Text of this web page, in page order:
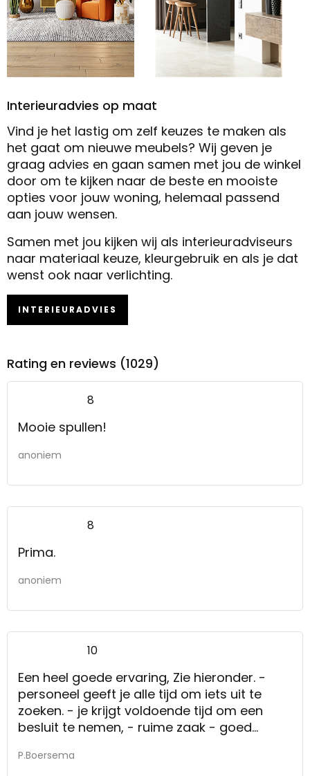
Interieuradvies op maat
Vind je het lastig om zelf keuzes te maken als
het gaat om nieuwe meubels? Wij geven je
graag advies en gaan samen met jou de winkel
door om te kijken naar de beste en mooiste
opties voor jouw woning, helemaal passend
aan jouw wensen.
Samen met jou kijken wij als interieuradviseurs
naar materiaal keuze, kleurgebruik en als je dat
wenst ook naar verlichting.
INTERIEURADVIES
Rating en reviews (1029)
8
Mooie spullen!
anoniem
8
Prima.
anoniem
10
Een heel goede ervaring, Zie hieronder. -
personeel geeft je alle tijd om iets uit te
zoeken. - je krijgt voldoende tijd om een
besluit te nemen, - ruime zaak - goed
P.Boersema